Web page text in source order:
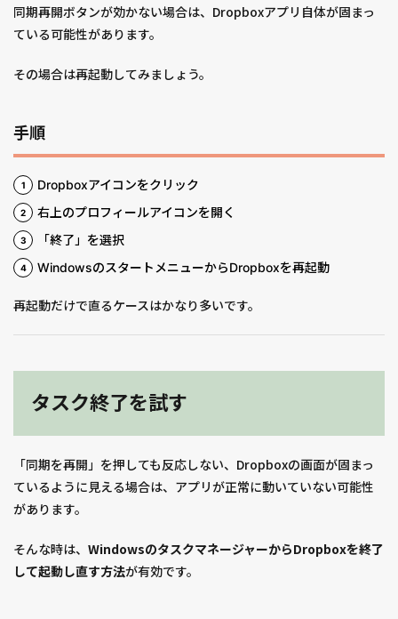
同期再開ボタンが効かない場合は、Dropboxアプリ自体が固まっ
ている可能性があります。
その場合は再起動してみましょう。
手順
Dropboxアイコンをクリック
右上のプロフィールアイコンを開く
「終了」を選択
WindowsのスタートメニューからDropboxを再起動
再起動だけで直るケースはかなり多いです。
タスク終了を試す
「同期を再開」を押しても反応しない、Dropboxの画面が固まっ
ているように見える場合は、アプリが正常に動いていない可能性
があります。
そんな時は、 WindowsのタスクマネージャーからDropboxを終了
して起動し直す方法が有効です。